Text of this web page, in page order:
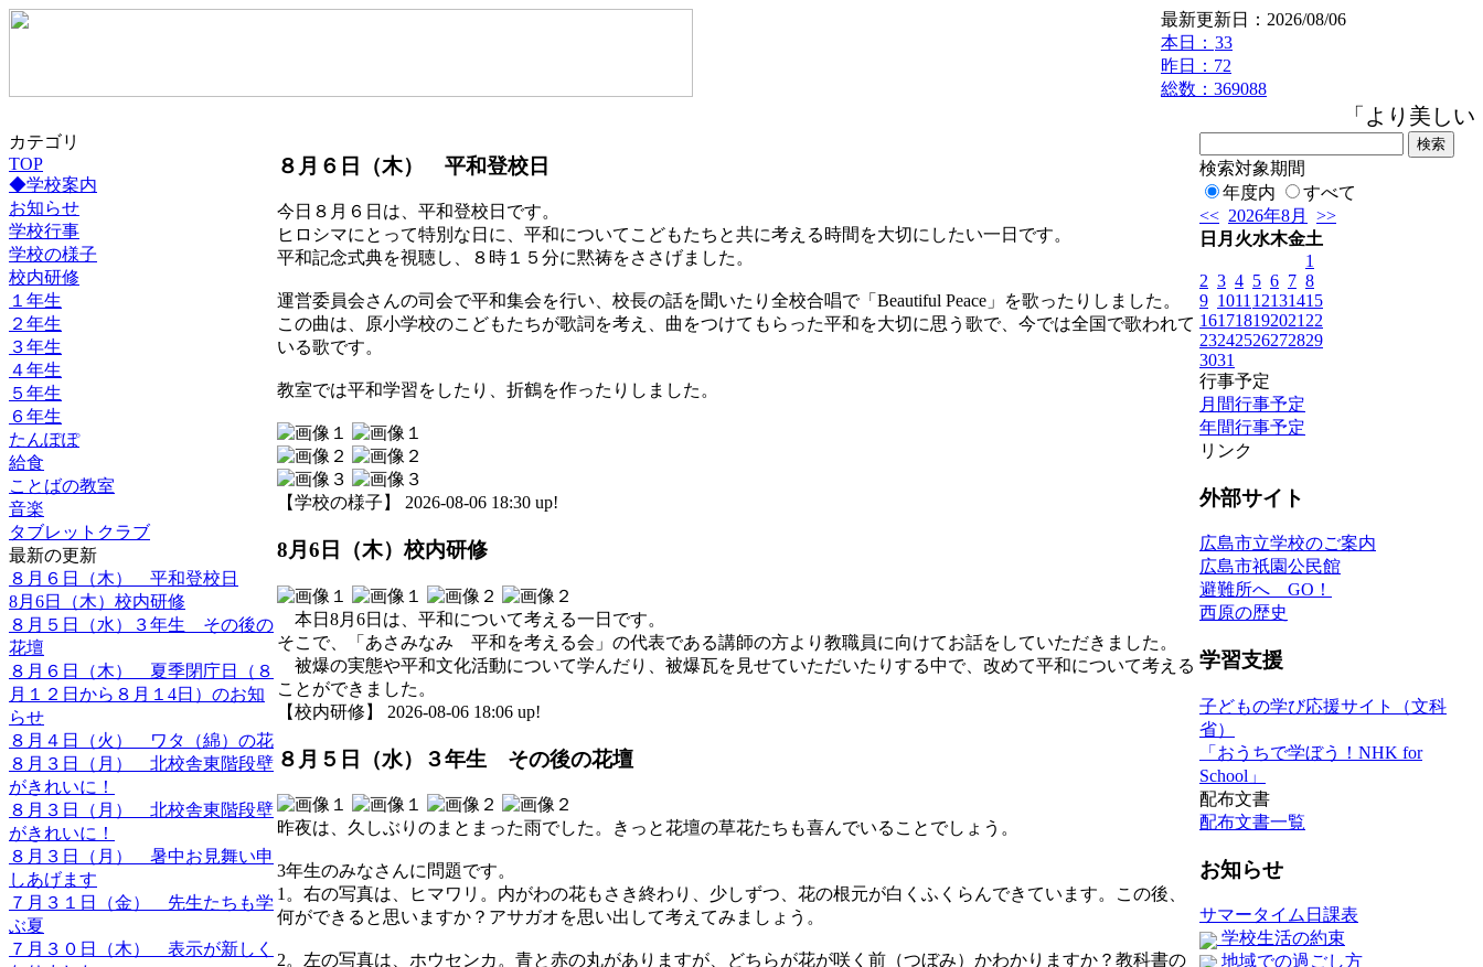
最新更新日：2026/08/06
本日： 33
昨日：72
総数：369088
「より美しい
カテゴリ
TOP
◆学校案内
お知らせ
学校行事
学校の様子
校内研修
１年生
２年生
３年生
４年生
５年生
６年生
たんぽぽ
給食
ことばの教室
音楽
タブレットクラブ
最新の更新
８月６日（木） 平和登校日
8月6日（木）校内研修
８月５日（水）３年生 その後の
花壇
８月６日（木） 夏季閉庁日（８
月１２日から８月１4日）のお知
らせ
８月４日（火） ワタ（綿）の花
８月３日（月） 北校舎東階段壁
がきれいに！
８月３日（月） 北校舎東階段壁
がきれいに！
８月３日（月） 暑中お見舞い申
しあげます
７月３１日（金） 先生たちも学
ぶ夏
７月３０日（木） 表示が新しく
８月６日（木） 平和登校日
今日８月６日は、平和登校日です。
ヒロシマにとって特別な日に、平和についてこどもたちと共に考える時間を大切にしたい一日です。
平和記念式典を視聴し、８時１５分に黙祷をささげました。
運営委員会さんの司会で平和集会を行い、校長の話を聞いたり全校合唱で「Beautiful Peace」を歌ったりしました。
この曲は、原小学校のこどもたちが歌詞を考え、曲をつけてもらった平和を大切に思う歌で、今では全国で歌われて
いる歌です。
教室では平和学習をしたり、折鶴を作ったりしました。
【学校の様子】 2026-08-06 18:30 up!
8月6日（木）校内研修
本日8月6日は、平和について考える一日です。
そこで、「あさみなみ 平和を考える会」の代表である講師の方より教職員に向けてお話をしていただきました。
被爆の実態や平和文化活動について学んだり、被爆瓦を見せていただいたりする中で、改めて平和について考える
ことができました。
【校内研修】 2026-08-06 18:06 up!
８月５日（水）３年生 その後の花壇
昨夜は、久しぶりのまとまった雨でした。きっと花壇の草花たちも喜んでいることでしょう。
3年生のみなさんに問題です。
1。右の写真は、ヒマワリ。内がわの花もさき終わり、少しずつ、花の根元が白くふくらんできています。この後、
何ができると思いますか？アサガオを思い出して考えてみましょう。
2。左の写真は、ホウセンカ。青と赤の丸がありますが、どちらが花が咲く前（つぼみ）かわかりますか？教科書の
検索対象期間
年度内
すべて
<< 2026年8月
>>
日 月 火水木金土
1
2 3 4 5 6 7 8
9 1011 12131415
161718192021 22
23242526272829
3031
行事予定
月間行事予定
年間行事予定
リンク
外部サイト
広島市立学校のご案内
広島市祇園公民館
避難所へ GO！
西原の歴史
学習支援
子どもの学び応援サイト（文科
省）
「おうちで学ぼう！NHK for
School」
配布文書
配布文書一覧
お知らせ
サマータイム日課表
学校生活の約束
地域での過ごし方